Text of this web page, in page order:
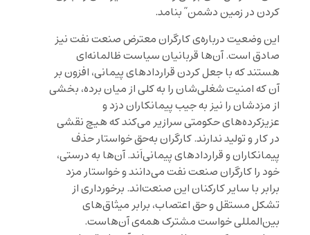
کردن در زمین دشمن” بنامد.
این وضعیت درباره‌ی کارگران معترض صنعت نفت نیز
صادق است‌. آن‌ها قربانیان سیاست ظالمانه‌ای
هستند که با جعل کردن قراردادهای پیمانی، افزون بر
آن که امنیت شغلی‌شان را به کلی از میان برده، بخشی
از مزدشان را نیز به جیب پیمانکاران دزد و
عزیزکرده‌های حکومتی سرازیر می‌کند که هیچ نقشی
در کار و تولید ندارند. کارگران به‌حق خواستار حذف
پیمانکاران و قراردادهای پیمانی‌اَند. آن‌ها به درستی،
خود را کارگران صنعت نفت می‌دانند و خواستار مزد
برابر با سایر کارکنان این صنعت‌اند. برخورداری از
تشکل مستقل و حق اعتصاب، برابر میثاق‌های
بین‌‌المللی خواست مشترک همه‌ی آن‌هاست.